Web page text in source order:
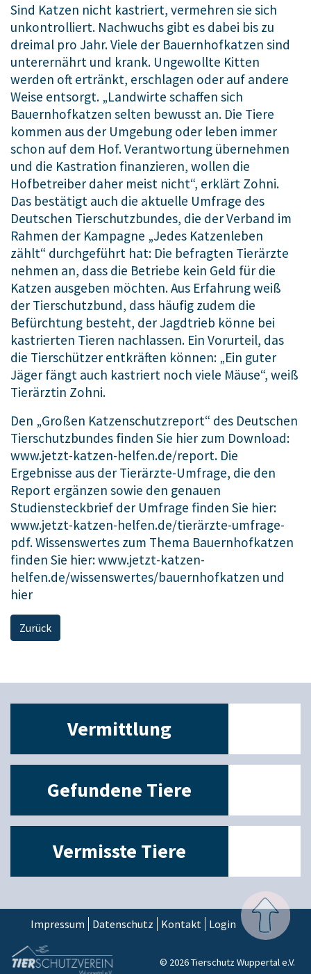
Sind Katzen nicht kastriert, vermehren sie sich
unkontrolliert. Nachwuchs gibt es dabei bis zu
dreimal pro Jahr. Viele der Bauernhofkatzen sind
unterernährt und krank. Ungewollte Kitten
werden oft ertränkt, erschlagen oder auf andere
Weise entsorgt. „Landwirte schaffen sich
Bauernhofkatzen selten bewusst an. Die Tiere
kommen aus der Umgebung oder leben immer
schon auf dem Hof. Verantwortung übernehmen
und die Kastration finanzieren, wollen die
Hofbetreiber daher meist nicht“, erklärt Zohni.
Das bestätigt auch die aktuelle Umfrage des
Deutschen Tierschutzbundes, die der Verband im
Rahmen der Kampagne „Jedes Katzenleben
zählt“ durchgeführt hat: Die befragten Tierärzte
nehmen an, dass die Betriebe kein Geld für die
Katzen ausgeben möchten. Aus Erfahrung weiß
der Tierschutzbund, dass häufig zudem die
Befürchtung besteht, der Jagdtrieb könne bei
kastrierten Tieren nachlassen. Ein Vorurteil, das
die Tierschützer entkräften können: „Ein guter
Jäger fängt auch kastriert noch viele Mäuse“, weiß
Tierärztin Zohni.
Den „Großen Katzenschutzreport“ des Deutschen
Tierschutzbundes finden Sie hier zum Download:
www.jetzt-katzen-helfen.de/report. Die
Ergebnisse aus der Tierärzte-Umfrage, die den
Report ergänzen sowie den genauen
Studiensteckbrief der Umfrage finden Sie hier:
www.jetzt-katzen-helfen.de/tierärzte-umfrage-
pdf. Wissenswertes zum Thema Bauernhofkatzen
finden Sie hier:www.jetzt-katzen-
helfen.de/wissenswertes/bauernhofkatzen und
hier
Zurück
Vermittlung
Gefundene Tiere
Vermisste Tiere
© 2026 Tierschutz Wuppertal e.V.
Impressum Datenschutz Kontakt Login